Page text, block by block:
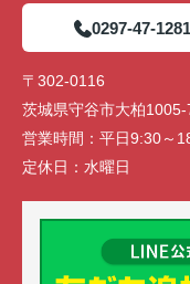
0297-47-1281
〒302-0116
茨城県守谷市大柏1005-
営業時間： 平日9:30～
定休日： 水曜日